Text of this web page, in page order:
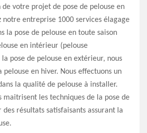
votre projet de pose de pelouse en
notre entreprise 1000 services élagage
la pose de pelouse en toute saison
en intérieur (pelouse
pose de pelouse en extérieur, nous
pelouse en hiver. Nous effectuons un
la qualité de pelouse à installer.
maitrisent les techniques de la pose de
des résultats satisfaisants assurant la